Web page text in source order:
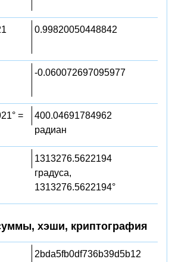
0.99820050448842
-0.060072697095977
=
400.04691784962
радиан
1313276.5622194
градуса,
1313276.5622194°
хэши, криптография
2bda5fb0df736b39d5b12